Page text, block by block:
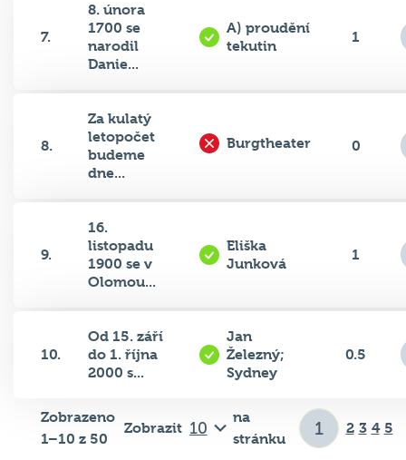
7.
8. února
1700 se
narodil
Danie...
A) proudění
tekutin
1
8.
Za kulatý
letopočet
budeme
dne...
Burgtheater 0
9.
16.
listopadu
1900 se v
Olomou...
Eliška
Junková
1
10.
Od 15. září
do 1. října
2000 s...
Jan
Železný;
Sydney
0.5
Zobrazeno
1–10 z 50
Zobrazit
na
stránku
2 3 4 5